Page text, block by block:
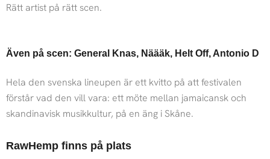
Rätt artist på rätt scen.
Även på scen: General Knas, Näääk, Helt Off, Antonio D
Hela den svenska lineupen är ett kvitto på att festivalen
förstår vad den vill vara: ett möte mellan jamaicansk och
skandinavisk musikkultur, på en äng i Skåne.
RawHemp finns på plats